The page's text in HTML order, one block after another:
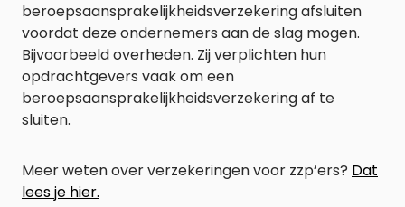
beroepsaansprakelijkheidsverzekering afsluiten
voordat deze ondernemers aan de slag mogen.
Bijvoorbeeld overheden. Zij verplichten hun
opdrachtgevers vaak om een
beroepsaansprakelijkheidsverzekering af te
sluiten.
Meer weten over verzekeringen voor zzp’ers? Dat
lees je hier.